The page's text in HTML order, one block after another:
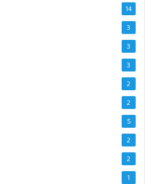
14
3
3
3
2
2
5
2
2
1